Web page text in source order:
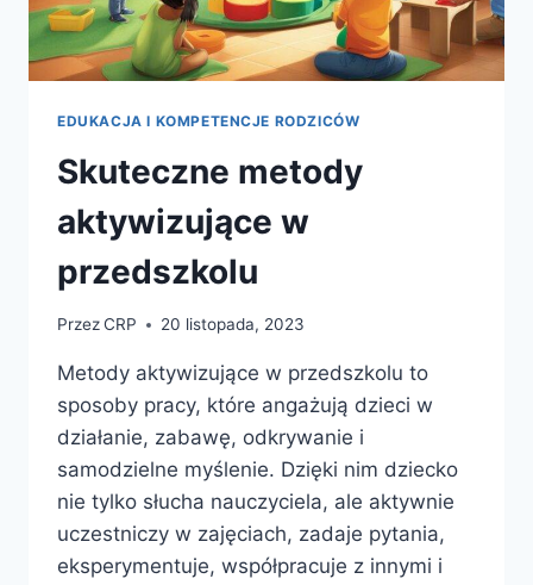
EDUKACJA I KOMPETENCJE RODZICÓW
Skuteczne metody
aktywizujące w
przedszkolu
PrzezCRP 20 listopada, 2023
Metody aktywizujące w przedszkolu to
sposoby pracy, które angażują dzieci w
działanie, zabawę, odkrywanie i
samodzielne myślenie. Dzięki nim dziecko
nie tylko słucha nauczyciela, ale aktywnie
uczestniczy w zajęciach, zadaje pytania,
eksperymentuje, współpracuje z innymi i